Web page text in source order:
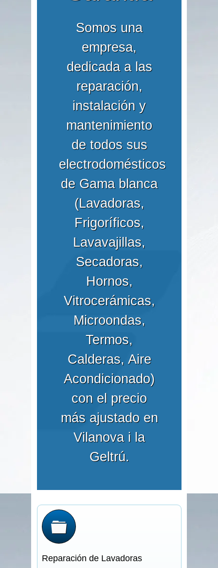
Somos una
empresa,
dedicada a las
reparación,
instalación y
mantenimiento
de todos sus
electrodomésticos
de Gama blanca
(Lavadoras,
Frigoríficos,
Lavavajillas,
Secadoras,
Hornos,
Vitrocerámicas,
Microondas,
Termos,
Calderas, Aire
Acondicionado)
con el precio
más ajustado en
Vilanova i la
Geltrú.
Reparación de Lavadoras